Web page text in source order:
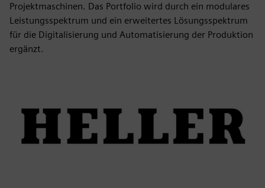
Projektmaschinen. Das Portfolio wird durch ein modulares
Leistungsspektrum und ein erweitertes Lösungsspektrum
für die Digitalisierung und Automatisierung der Produktion
ergänzt.